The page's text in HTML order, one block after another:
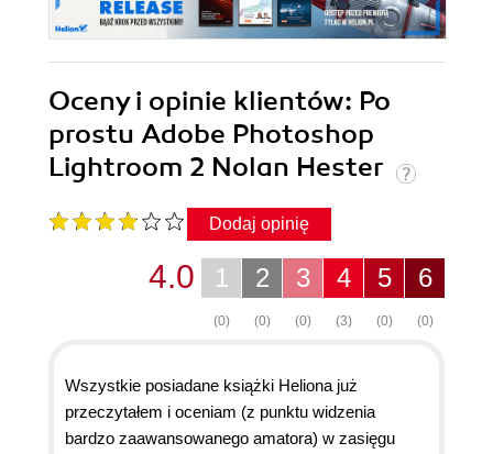
Oceny i opinie klientów: Po
prostu Adobe Photoshop
Lightroom 2 Nolan Hester
Dodaj opinię
6
(0)
5
(0)
4
(3)
3
(0)
2
(0)
1
(0)
4.0
Wszystkie posiadane książki Heliona już
przeczytałem i oceniam (z punktu widzenia
bardzo zaawansowanego amatora) w zasięgu